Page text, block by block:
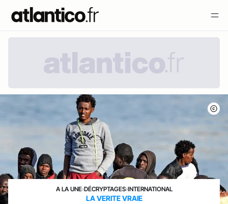
A LA UNE›DÉCRYPTAGES›INTERNATIONAL
LA VERITE VRAIE